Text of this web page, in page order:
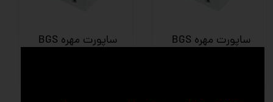
ساپورت مهره BGS
ساپورت مهره BGS